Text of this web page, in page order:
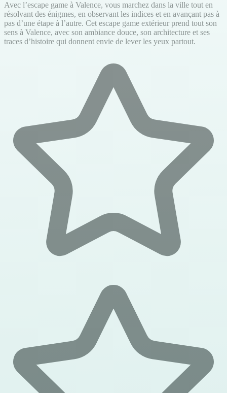
Avec l’escape game à Valence, vous marchez dans la ville tout en
résolvant des énigmes, en observant les indices et en avançant pas à
pas d’une étape à l’autre. Cet escape game extérieur prend tout son
sens à Valence, avec son ambiance douce, son architecture et ses
traces d’histoire qui donnent envie de lever les yeux partout.